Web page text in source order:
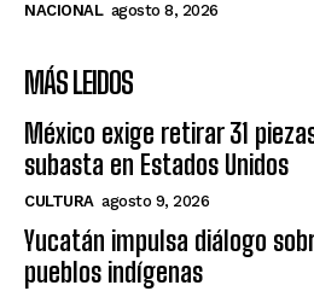
NACIONAL agosto 8, 2026
MÁS LEIDOS
México exige retirar 31
subasta en Estados Unidos
CULTURA agosto 9, 2026
Yucatán impulsa diálogo
pueblos indígenas